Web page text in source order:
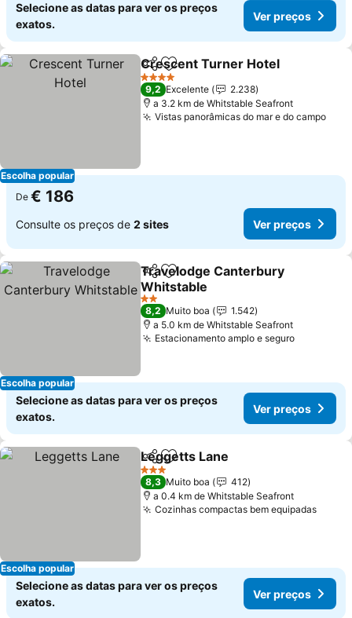
Selecione as datas para ver os preços
exatos.
Ver preços
Escolha popular
PartilharAdicionar aos favoritos
Crescent Turner Hotel
4 Estrelas
9,2 Excelente
2.238
a 3.2 km de Whitstable Seafront
Vistas panorâmicas do mar e do campoVer
De € 186
Consulte os preços de 2 sites Ver preços
Escolha popular
PartilharAdicionar aos favoritos
Travelodge Canterbury
Whitstable
Ver preços
2 Estrelas
8,2 Muito boa
1.542
a 5.0 km de Whitstable Seafront
Estacionamento amplo e seguroVer
Selecione as datas para ver os preços
exatos.
Ver preços
Escolha popular
PartilharAdicionar aos favoritos
Leggetts Lane
3 Estrelas
8,3 Muito boa
412
a 0.4 km de Whitstable Seafront
Cozinhas compactas bem equipadasVer
Selecione as datas para ver os preços
exatos.
Ver preços